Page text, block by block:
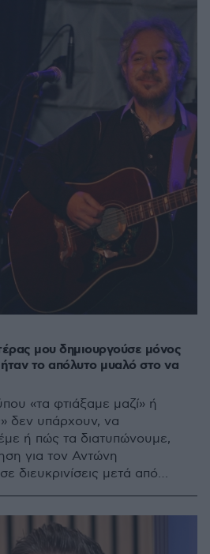
μου δημιουργούσε μόνος
το απόλυτο μυαλό στο να
«τα φτιάξαμε μαζί» ή
δεν υπάρχουν, να
ή πώς τα διατυπώνουμε,
για τον Αντώνη
διευκρινίσεις μετά από